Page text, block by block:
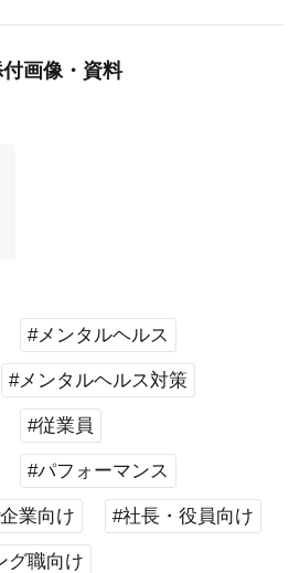
画像・資料
#メンタルヘルス
#メンタルヘルス対策
#従業員
#パフォーマンス
業向け #社長・役員向け
グ職向け